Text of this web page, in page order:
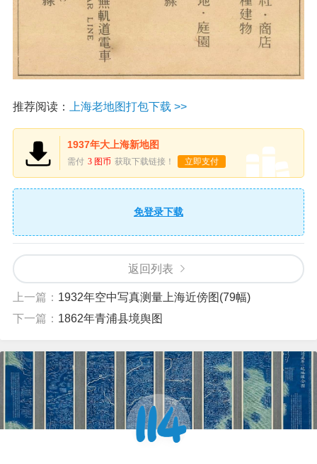
推荐阅读： 上海老地图打包下载 >>
1937年大上海新地图
需付 3 图币 获取下载链接！ 立即支付
免登录下载
返回列表
上一篇： 1932年空中写真测量上海近傍图(79幅)
下一篇： 1862年青浦县境舆图